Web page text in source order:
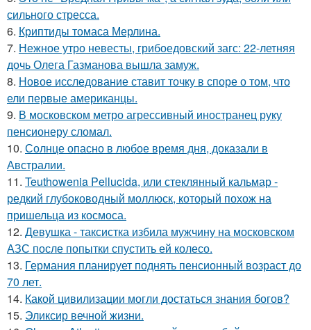
сильного стресса.
6. Криптиды томаса Мерлина.
7. Нежное утро невесты, грибоедовский загс: 22-летняя
дочь Олега Газманова вышла замуж.
8. Новое исследование ставит точку в споре о том, что
ели первые американцы.
9. В московском метро агрессивный иностранец руку
пенсионеру сломал.
10. Солнце опасно в любое время дня, доказали в
Австралии.
11. Teuthowenia Pellucida, или стеклянный кальмар -
редкий глубоководный моллюск, который похож на
пришельца из космоса.
12. Девушка - таксистка избила мужчину на московском
АЗС после попытки спустить ей колесо.
13. Германия планирует поднять пенсионный возраст до
70 лет.
14. Какой цивилизации могли достаться знания богов?
15. Эликсир вечной жизни.